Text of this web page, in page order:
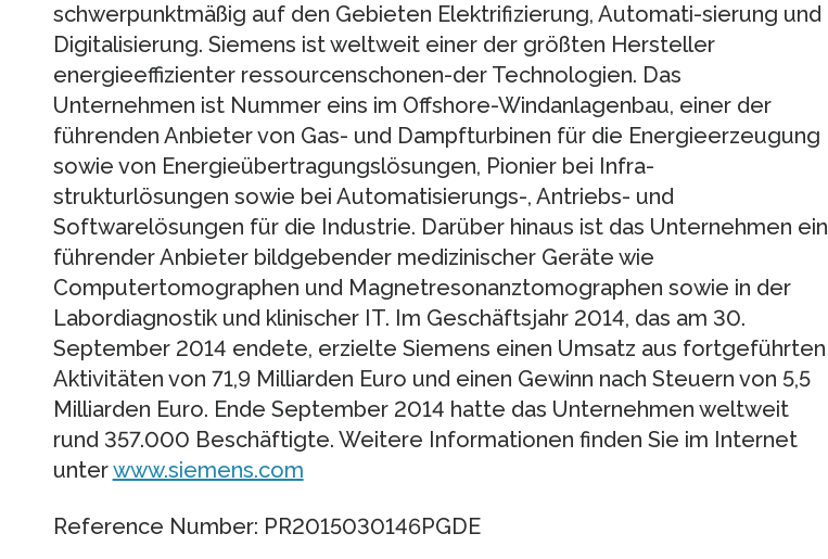
schwerpunktmäßig auf den Gebieten Elektrifizierung, Automati-sierung und
Digitalisierung. Siemens ist weltweit einer der größten Hersteller
energieeffizienter ressourcenschonen-der Technologien. Das
Unternehmen ist Nummer eins im Offshore-Windanlagenbau, einer der
führenden Anbieter von Gas- und Dampfturbinen für die Energieerzeugung
sowie von Energieübertragungslösungen, Pionier bei Infra-
strukturlösungen sowie bei Automatisierungs-, Antriebs- und
Softwarelösungen für die Industrie. Darüber hinaus ist das Unternehmen ein
führender Anbieter bildgebender medizinischer Geräte wie
Computertomographen und Magnetresonanztomographen sowie in der
Labordiagnostik und klinischer IT. Im Geschäftsjahr 2014, das am 30.
September 2014 endete, erzielte Siemens einen Umsatz aus fortgeführten
Aktivitäten von 71,9 Milliarden Euro und einen Gewinn nach Steuern von 5,5
Milliarden Euro. Ende September 2014 hatte das Unternehmen weltweit
rund 357.000 Beschäftigte. Weitere Informationen finden Sie im Internet
unterwww.siemens.com
Reference Number: PR2015030146PGDE